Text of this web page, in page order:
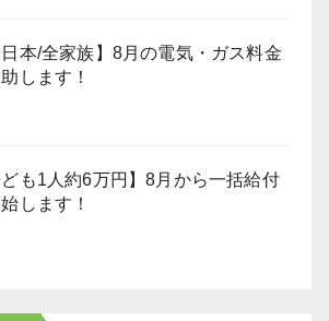
日本/全家族】8月の電気・ガス料金
します！
ども1人約6万円】8月から一括給付
します！